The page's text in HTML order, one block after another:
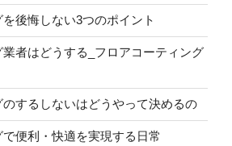
後悔しない3つのポイント
者はどうする_フロアコーティング
するしないはどうやって決めるの
便利・快適を実現する日常